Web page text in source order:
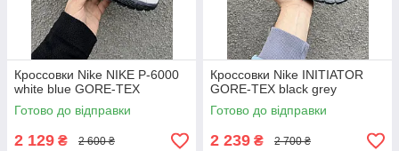
Кроссовки Nike NIKE P-6000
white blue GORE-TEX
Готово до відправки
2 129 ₴ 2 600 ₴
Кроссовки Nike INITIATOR
GORE-TEX black grey
Готово до відправки
2 239 ₴ 2 700 ₴